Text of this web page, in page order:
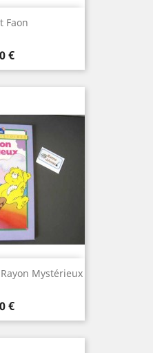
Faon
€
Mystérieux
€